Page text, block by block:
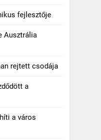
fejlesztője
Ausztrália
rejtett csodája
a
a város